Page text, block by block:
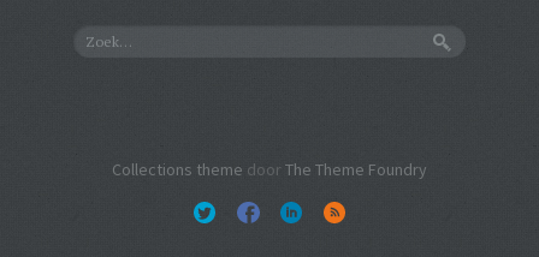
Collections theme door The Theme Foundry